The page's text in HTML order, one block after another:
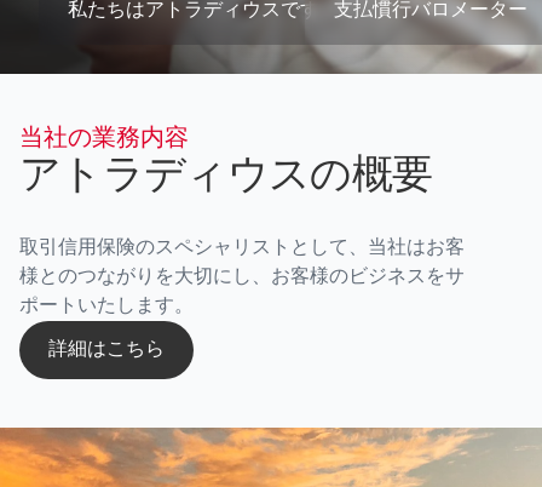
スです 支払慣行バロメーター ご相談のご予約
当社の業務内容
アトラディウスの概要
取引信用保険のスペシャリストとして、当社はお客
様とのつながりを大切にし、お客様のビジネスをサ
ポートいたします。
詳細はこちら